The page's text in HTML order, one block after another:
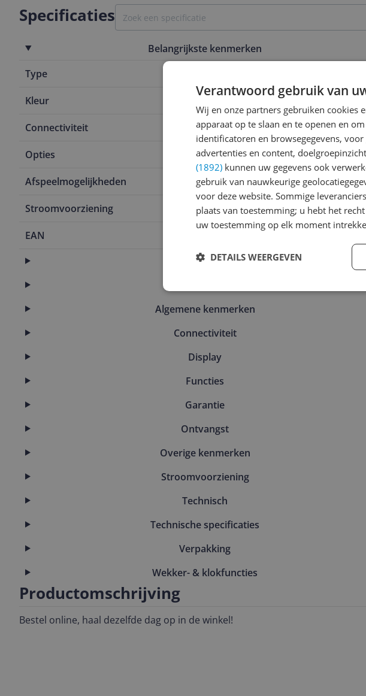
Specificaties
Belangrijkste kenmerken
Type
Kleur
Connectiviteit Bluetooth
Opties Bluetooth
Afspeelmogelijkheden DAB+ radio
Stroomvoorziening Lichtnet (stekker in stopcontact)
EAN
Aansluitingen
Algemene kenmerken
Connectiviteit
Display
Functies
Garantie
Ontvangst
Overige kenmerken
Stroomvoorziening
Technisch
Technische specificaties
Verpakking
Wekker- & klokfuncties
Productomschrijving
Bestel online, haal dezelfde dag op in de winkel!
Verantwoord gebruik van
Wij en onze partners gebruiken cookies
apparaat op te slaan en te openen en
identificatoren en browsegegevens,
advertenties en content,
(1892) kunnen uw gegevens ook
gebruik van nauwkeurige
voor deze website. Sommige
plaats van toestemming; u hebt het
uw toestemming op elk moment
DETAILS WEERGEVEN